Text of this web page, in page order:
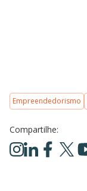
Empreendedorismo
Compartilhe: